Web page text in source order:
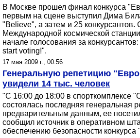
В Москве прошел финал конкурса
первым на сцене выступил Дима
"Believe", а затем и 25 конкурсантов.
Международной космической
начале голосования за
start voting!".
17 мая 2009 г., 00:56
Генеральную репетицию
увидели 14 тыс. человек
"С 16:00 до 18:00 в спорткомплексе
состоялась последняя генеральная
предварительным данным, ее
сообщил источник в оперативном
обеспечению безопасности